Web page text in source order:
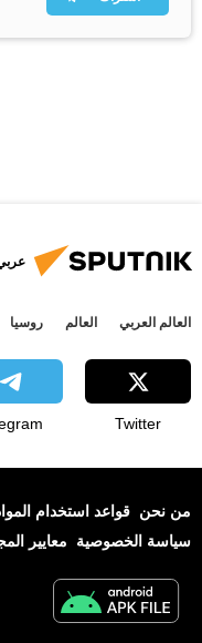
العالم العربي العالم روسيا
Twitter
من نحن قواعد استخدام
سياسة الخصوصية
معايير